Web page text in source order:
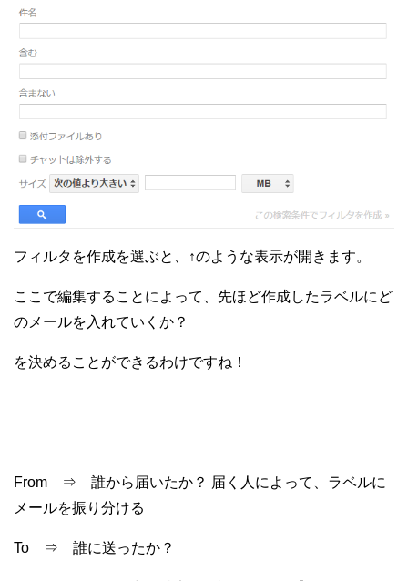
フィルタを作成を選ぶと、↑のような表示が開きます。
ここで編集することによって、先ほど作成したラベルにど
のメールを入れていくか？
を決めることができるわけですね！
From ⇒ 誰から届いたか？ 届く人によって、ラベルに
メールを振り分ける
To ⇒ 誰に送ったか？